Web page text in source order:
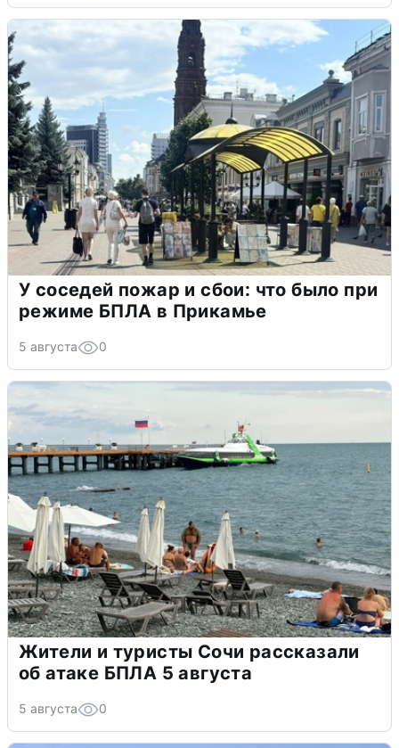
У соседей пожар и сбои: что было при
режиме БПЛА в Прикамье
5 августа 0
Жители и туристы Сочи рассказали
об атаке БПЛА 5 августа
5 августа 0